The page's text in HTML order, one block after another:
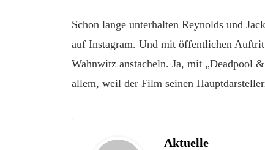
Schon lange unterhalten Reynolds und
auf Instagram. Und mit öffentlichen
Wahnwitz anstacheln. Ja, mit „Deadpool
allem, weil der Film seinen
Aktuelle